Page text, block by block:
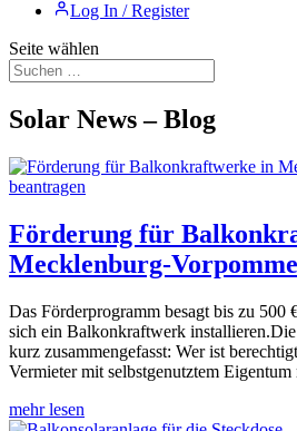
Log In / Register
Seite wählen
Solar News – Blog
Förderung für
Mecklenburg-
Das Förderprogramm besagt bis zu 500
sich ein Balkonkraftwerk
kurz zusammengefasst: Wer ist
Vermieter mit selbstgenutztem
mehr lesen